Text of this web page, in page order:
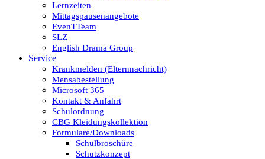
Lernzeiten
Mittagspausenangebote
EvenTTeam
SLZ
English Drama Group
Service
Krankmelden (Elternnachricht)
Mensabestellung
Microsoft 365
Kontakt & Anfahrt
Schulordnung
CBG Kleidungskollektion
Formulare/Downloads
Schulbroschüre
Schutzkonzept